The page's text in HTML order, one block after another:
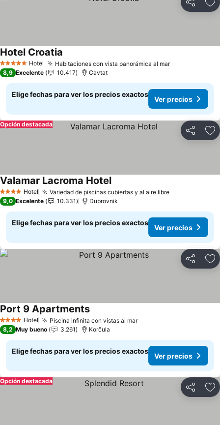
Compartir
5 Estrellas Hotel Habitaciones con vista panorámica al marVer precios
Hotel Croatia
8,9 Excelente 10.417 Cavtat
Elige fechas para ver los precios exactos
Ver precios
Compartir
Opción destacada
4 EstrellasHotel Variedad de piscinas cubiertas y al aire libreVer precios
Valamar Lacroma HotelVer precios
9,0 Excelente 10.331 Dubrovnik
Elige fechas para ver los precios exactos
Ver precios
Compartir
4 EstrellasHotel Piscina infinita con vistas al marVer precios
Port 9 ApartmentsVer precios
8,2 Muy bueno 3.261 Korčula
Elige fechas para ver los precios exactos
Ver precios
Compartir
Opción destacada